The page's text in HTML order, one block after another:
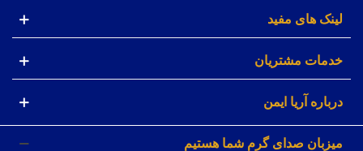
لینک های مفید
خدمات مشتریان
درباره آریا ایمن
میزبان صدای گرم شما هستیم